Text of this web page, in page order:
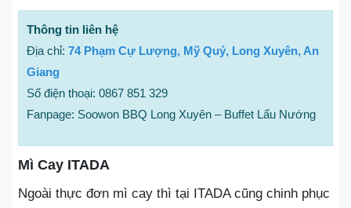
Thông tin liên hệ
Địa chỉ: 74 Phạm Cự Lượng, Mỹ Quý, Long Xuyên, An
Giang
Số điện thoại: 0867 851 329
Fanpage: Soowon BBQ Long Xuyên – Buffet Lẩu Nướng
Mì Cay ITADA
Ngoài thực đơn mì cay thì tại ITADA cũng chinh phục